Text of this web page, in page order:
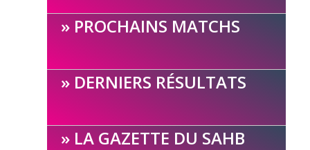
PROCHAINS MATCHS
DERNIERS RÉSULTATS
LA GAZETTE DU SAHB